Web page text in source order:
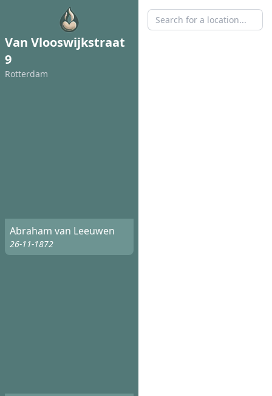
Van Vlooswijkstraat
9
Rotterdam
Abraham van Leeuwen
26-11-1872